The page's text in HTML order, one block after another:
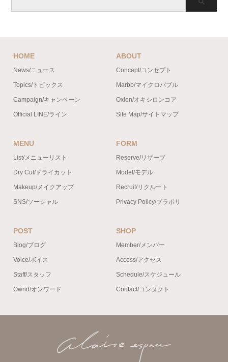
HOME
News/ニュース
Topics/トピックス
Campaign/キャンペーン
Official LINE/ライン
ABOUT
Concept/コンセプト
Marbb/マイクロバブル
Oxlon/オキシロンコア
Site Map/サイトマップ
MENU
List/メニューリスト
Dry Cut/ドライカット
Makeup/メイクアップ
SNS/ソーシャル
FORM
Reserve/リザーブ
Model/モデル
Recruit/リクルート
Privacy Policy/プラポリ
POST
Blog/ブログ
Voice/ボイス
Staff/スタッフ
Ownd/オンワード
SHOP
Member/メンバー
Access/アクセス
Schedule/スケジュール
Contact/コンタクト